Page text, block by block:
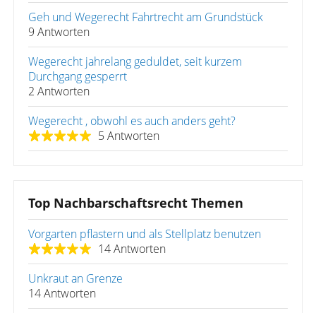
Geh und Wegerecht Fahrtrecht am Grundstück
9 Antworten
Wegerecht jahrelang geduldet, seit kurzem
Durchgang gesperrt
2 Antworten
Wegerecht , obwohl es auch anders geht?
5 Antworten
Top Nachbarschaftsrecht Themen
Vorgarten pflastern und als Stellplatz benutzen
14 Antworten
Unkraut an Grenze
14 Antworten